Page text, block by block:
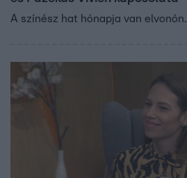
A színész hat hónapja van elvonón.